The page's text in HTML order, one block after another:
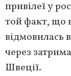
привілеї у
той факт, що
відмовилась
через
Швеції.